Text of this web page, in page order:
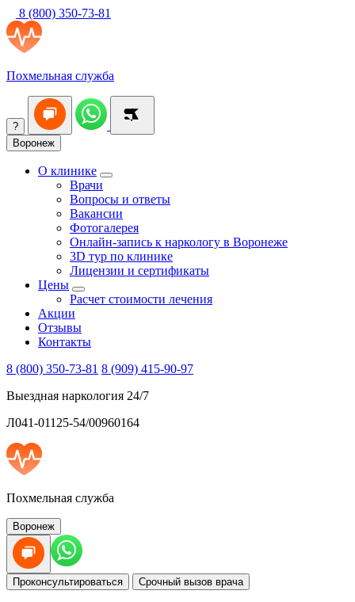
8 (800) 350-73-81
Похмельная служба
?
Воронеж
О клинике
Врачи
Вопросы и ответы
Вакансии
Фотогалерея
Онлайн-запись к наркологу в Воронеже
3D тур по клинике
Лицензии и сертификаты
Цены
Расчет стоимости лечения
Акции
Отзывы
Контакты
8 (800) 350-73-81 8 (909) 415-90-97
Выездная наркология 24/7
Л041-01125-54/00960164
Похмельная служба
Воронеж
Проконсультироваться Срочный вызов врача